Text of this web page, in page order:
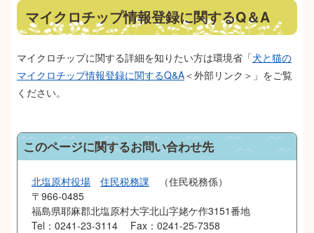
マイクロチップ情報登録に関するQ＆A
マイクロチップに関する詳細を知りたい方は環境省「犬と猫の
マイクロチップ情報登録に関するQ&A＜外部リンク＞ 」をご覧
ください。​
このページに関するお問い合わせ先
北塩原村役場 住民税務課
住民税務係
〒966-0485
福島県耶麻郡北塩原村大字北山字姥ケ作3151番地
Tel：0241-23-3114
Fax：0241-25-7358